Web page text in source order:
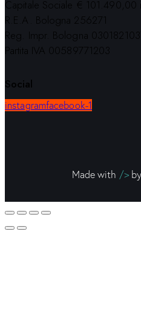
Capitale Sociale € 101.490,00
R.E.A. Bologna 256271
Reg. Impr. Bologna
Partita IVA 00589771203
Social
instagramfacebook-1
Made with />